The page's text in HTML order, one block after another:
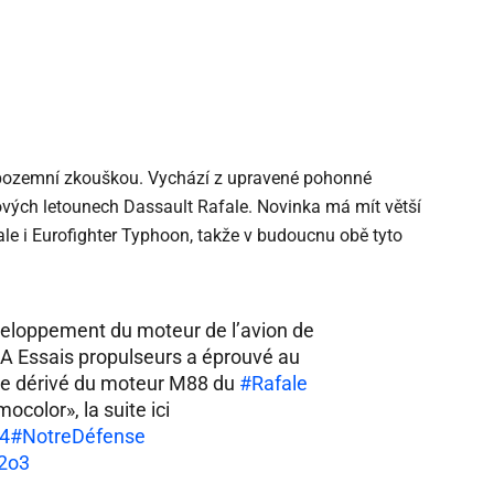
zkouškou. Vychází z upravené pohonné
letounech Dassault Rafale. Novinka má mít větší
i Eurofighter Typhoon, takže v budoucnu obě tyto
du moteur de l’avion de
Essais propulseurs a éprouvé au
dérivé du moteur M88 du #Rafale
la suite ici
#NotreDéfense